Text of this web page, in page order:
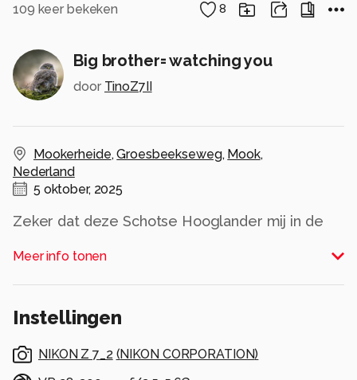
109 keer bekeken 8
Big brother= watching you
door TinoZ7II
Mookerheide,Groesbeekseweg, Mook,
Nederland
5 oktober, 2025
Zeker dat deze Schotse Hooglander mij in de
Foto gemaakt in de vroege ochtend
Meer info tonen
Instellingen
NIKON Z 7_2 (NIKON CORPORATION)